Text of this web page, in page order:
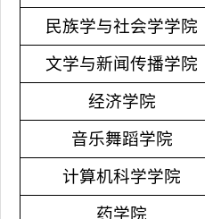
民族学与社会学学院
文学与新闻传播学院
经济学院
音乐舞蹈学院
计算机科学学院
药学院